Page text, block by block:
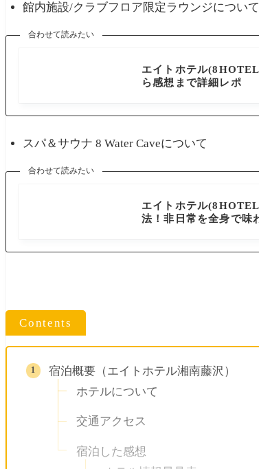
館内施設/クラブフロア限定ラウンジについて
合わせて読みたい
エイトホテル
ら感想まで詳細レポ
スパ＆サウナ 8 Water Caveについて
合わせて読みたい
エイトホテル
法！非日常を全身で味
Contents
宿泊概要（エイトホテル湘南藤沢）
ホテルについて
交通アクセス
宿泊した感想